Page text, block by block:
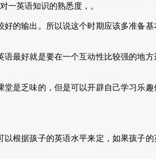
一英语知识的熟悉度，。
好的输出。所以说这个时期应该多准备
语最好就是要在一个互动性比较强的地
堂是乏味的，但是可以开辟自己学习乐
根据孩子的英语水平来定，如果孩子